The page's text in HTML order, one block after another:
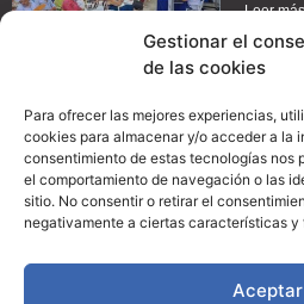
Gestionar el
de las cookies
Para ofrecer las mejores experiencias,
cookies para almacenar y/o acceder a la
consentimiento de estas tecnologías nos
el comportamiento de navegación o las
sitio. No consentir o retirar el
negativamente a ciertas características y
Aceptar
Leer
Cómo
tu
Leer
Guía
Leer más